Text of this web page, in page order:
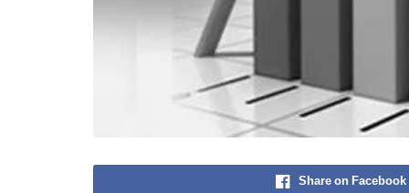
Share on Facebook